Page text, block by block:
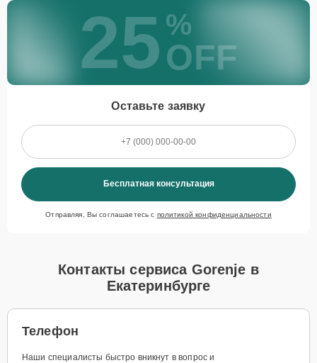
25 %
OFF
Оставьте заявку
Бесплатная консультация
Отправляя, Вы соглашаетесь с политикой конфиденциальности
Контакты сервиса Gorenje в
Екатеринбурге
Телефон
Наши специалисты быстро вникнут в вопрос и